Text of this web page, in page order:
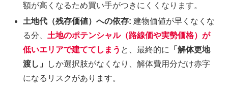
額が高くなるため買い手がつきにくくなります。
土地代（残存価値）への依存: 建物価値が早くなくな
る分、 土地のポテンシャル（路線価や実勢価格）が
低いエリアで建ててしまう と、最終的に
「解体更地
渡し」
しか選択肢がなくなり、解体費用分だけ赤字
になるリスクがあります。